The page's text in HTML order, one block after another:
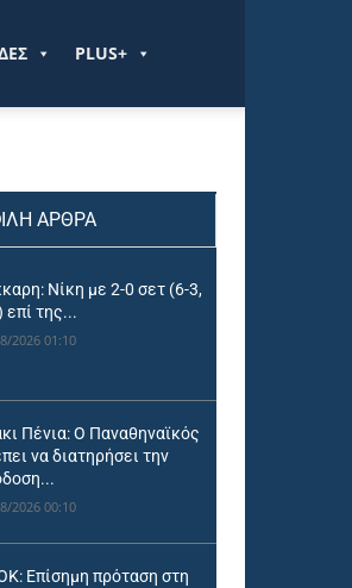
PLUS+
ΑΡΘΡΑ
Νίκη με 2-0 σετ (6-3,
επί της...
2026 01:10
Πένια: Ο Παναθηναϊκός
να διατηρήσει την
2026 00:10
Επίσημη πρόταση στη